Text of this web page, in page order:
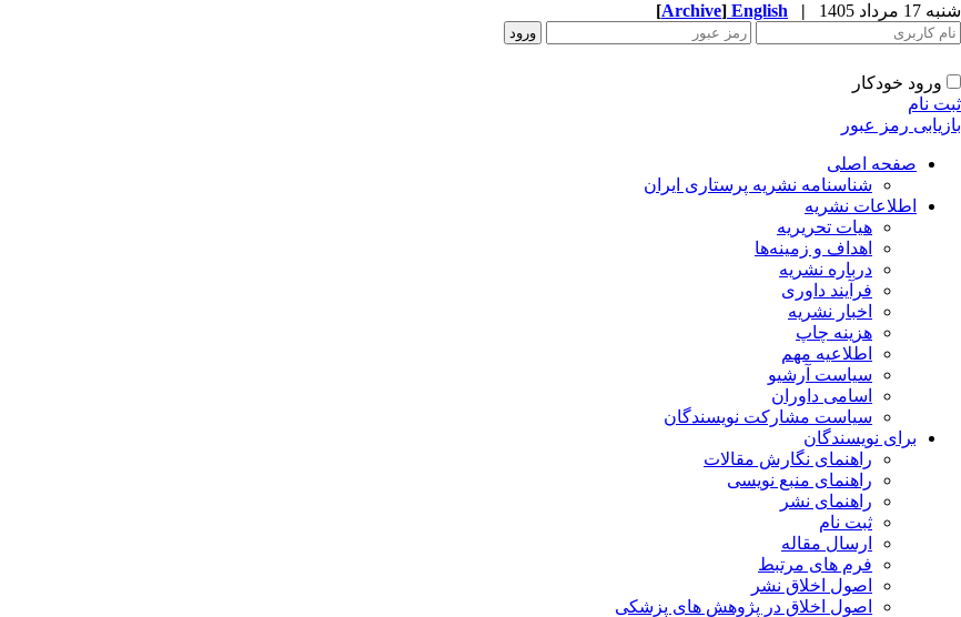
شنبه 17 مرداد 1405 |
English
[Archive]
ورود خودکار
ثبت نام
بازیابی رمز عبور
صفحه اصلی
شناسنامه نشریه پرستاری ایران
اطلاعات نشریه
هیات تحریریه
اهداف و زمینه‌ها
درباره نشریه
فرآیند داوری
اخبار نشریه
هزینه چاپ
اطلاعیه مهم
سیاست آرشیو
اسامی داوران
سیاست مشارکت نویسندگان
برای نویسندگان
راهنمای نگارش مقالات
راهنمای منبع نویسی
راهنمای نشر
ثبت نام
ارسال مقاله
فرم های مرتبط
اصول اخلاق نشر
اصول اخلاق در پژوهش های پزشکی